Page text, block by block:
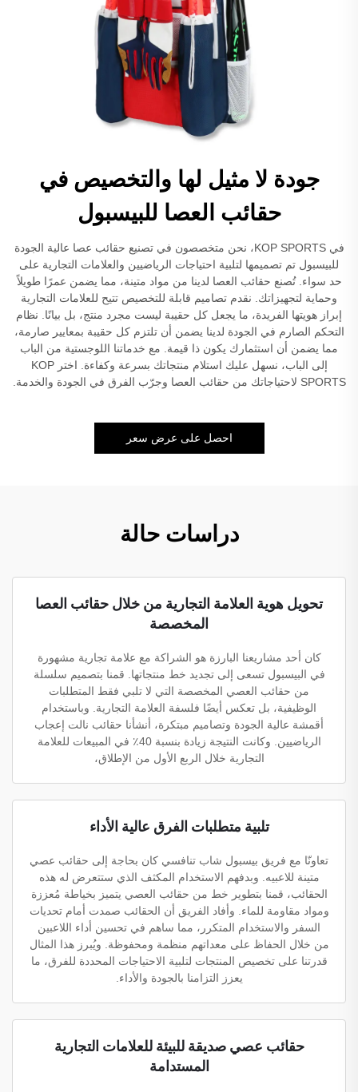
جودة لا مثيل لها والتخصيص في
حقائب العصا للبيسبول
في KOP SPORTS، نحن متخصصون في تصنيع حقائب عصا عالية الجودة
للبيسبول تم تصميمها لتلبية احتياجات الرياضيين والعلامات التجارية على
حد سواء. تُصنع حقائب العصا لدينا من مواد متينة، مما يضمن عمرًا طويلاً
وحماية لتجهيزاتك. نقدم تصاميم قابلة للتخصيص تتيح للعلامات التجارية
إبراز هويتها الفريدة، ما يجعل كل حقيبة ليست مجرد منتج، بل بيانًا. نظام
التحكم الصارم في الجودة لدينا يضمن أن تلتزم كل حقيبة بمعايير صارمة،
مما يضمن أن استثمارك يكون ذا قيمة. مع خدماتنا اللوجستية من الباب
إلى الباب، نسهل عليك استلام منتجاتك بسرعة وكفاءة. اختر KOP
SPORTS لاحتياجاتك من حقائب العصا وجرّب الفرق في الجودة والخدمة.
احصل على عرض سعر
دراسات حالة
تحويل هوية العلامة التجارية من خلال حقائب العصا
المخصصة
كان أحد مشاريعنا البارزة هو الشراكة مع علامة تجارية مشهورة
في البيسبول تسعى إلى تجديد خط منتجاتها. قمنا بتصميم سلسلة
من حقائب العصي المخصصة التي لا تلبي فقط المتطلبات
الوظيفية، بل تعكس أيضًا فلسفة العلامة التجارية. وباستخدام
أقمشة عالية الجودة وتصاميم مبتكرة، أنشأنا حقائب نالت إعجاب
الرياضيين. وكانت النتيجة زيادة بنسبة 40٪ في المبيعات للعلامة
التجارية خلال الربع الأول من الإطلاق،
تلبية متطلبات الفرق عالية الأداء
تعاونّا مع فريق بيسبول شاب تنافسي كان بحاجة إلى حقائب عصي
متينة للاعبيه. وبدفهم الاستخدام المكثف الذي ستتعرض له هذه
الحقائب، قمنا بتطوير خط من حقائب العصي يتميز بخياطة مُعززة
ومواد مقاومة للماء. وأفاد الفريق أن الحقائب صمدت أمام تحديات
السفر والاستخدام المتكرر، مما ساهم في تحسين أداء اللاعبين
من خلال الحفاظ على معداتهم منظمة ومحفوظة. ويُبرز هذا المثال
قدرتنا على تخصيص المنتجات لتلبية الاحتياجات المحددة للفرق، ما
يعزز التزامنا بالجودة والأداء.
حقائب عصي صديقة للبيئة للعلامات التجارية
المستدامة